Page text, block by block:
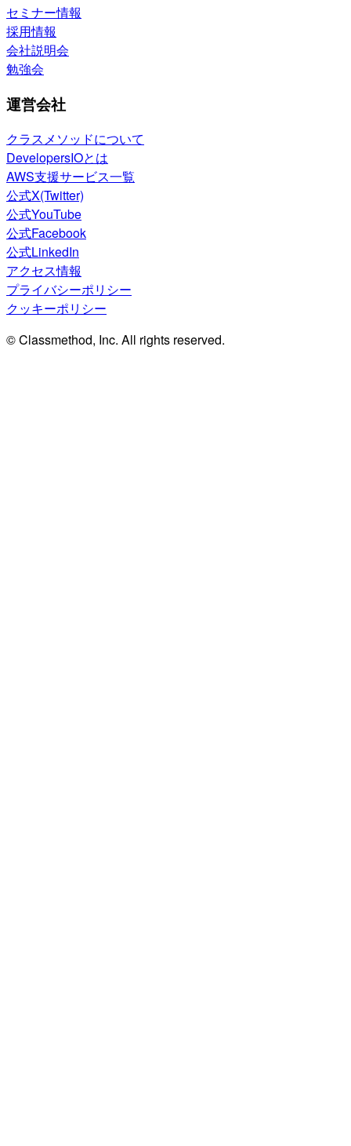
セミナー情報
採用情報
会社説明会
勉強会
運営会社
クラスメソッドについて
DevelopersIOとは
AWS支援サービス一覧
公式X(Twitter)
公式YouTube
公式Facebook
公式LinkedIn
アクセス情報
プライバシーポリシー
クッキーポリシー
© Classmethod, Inc. All rights reserved.